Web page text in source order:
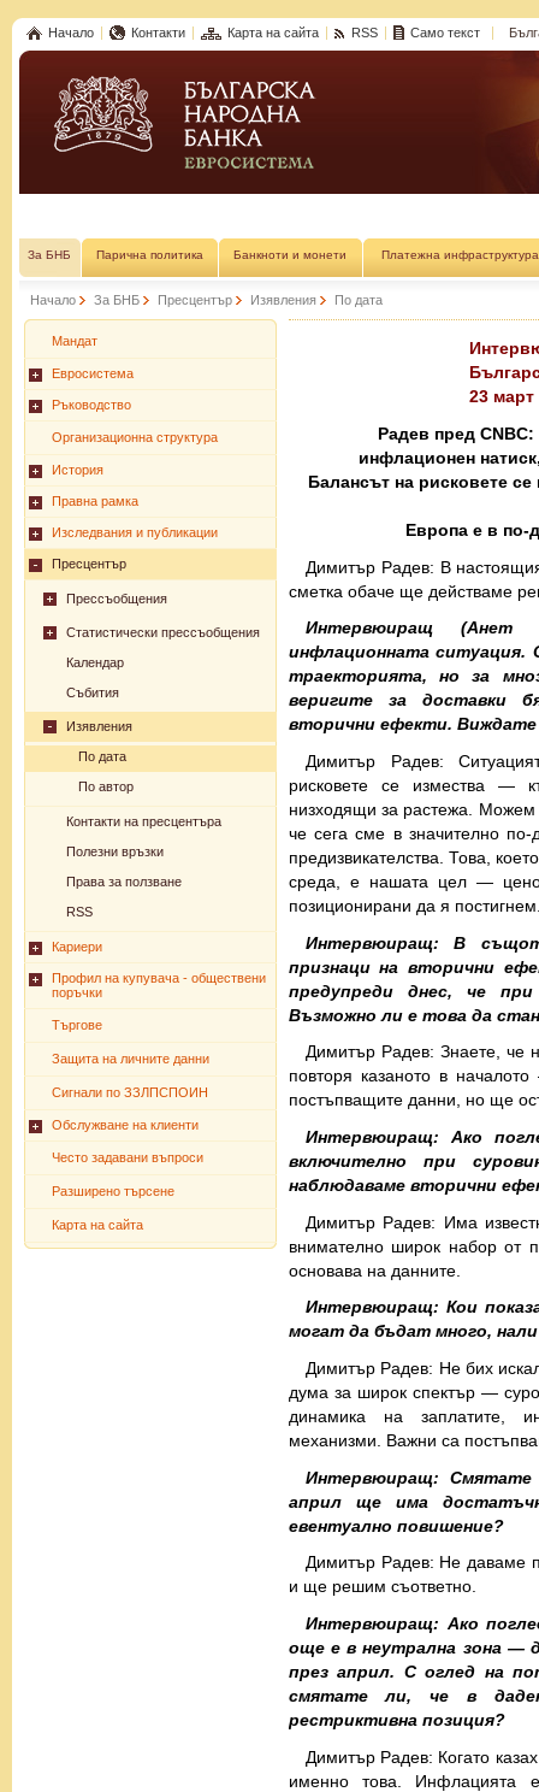
Начало Контакти Карта на сайта RSS Само текст
За БНБ Парична политика Банкноти и монети Платежна инфраструктура
Начало За БНБ Пресцентър Изявления По дата
Мандат
Евросистема
Ръководство
Организационна структура
История
Правна рамка
Изследвания и публикации
Пресцентър
Прессъобщения
Статистически прессъобщения
Календар
Събития
Изявления
По дата
По автор
Контакти на пресцентъра
Полезни връзки
Права за ползване
RSS
Кариери
Профил на купувача - обществени
поръчки
Търгове
Защита на личните данни
Сигнали по ЗЗЛПСПОИН
Обслужване на клиенти
Често задавани въпроси
Разширено търсене
Карта на сайта
23 март
Радев пред
инфлационен
Балансът на рисковете
Европа е в по-
Димитър Радев: В
сметка обаче ще действаме
Интервюиращ (Анет
инфлационната ситуация.
траекторията, но за
веригите за доставки
вторични ефекти.
Димитър Радев:
рисковете се измества —
низходящи за растежа.
че сега сме в значително
предизвикателства. Това,
среда, е нашата цел —
позиционирани да я
Интервюиращ: В
признаци на вторични
предупреди днес, че
Възможно ли е това да
Димитър Радев: Знаете, че
повторя казаното в
постъпващите данни, но ще
Интервюиращ: Ако
включително при
наблюдаваме вторични
Димитър Радев: Има
внимателно широк набор от
основава на данните.
Интервюиращ: Кои
могат да бъдат много,
Димитър Радев: Не бих
дума за широк спектър —
динамика на заплатите,
механизми. Важни са
Интервюиращ: Смятате
април ще има
евентуално повишение?
Димитър Радев: Не даваме
и ще решим съответно.
Интервюиращ: Ако
още е в неутрална зона —
през април. С оглед на
смятате ли, че в
рестриктивна позиция?
Димитър Радев: Когато
именно това. Инфлацията